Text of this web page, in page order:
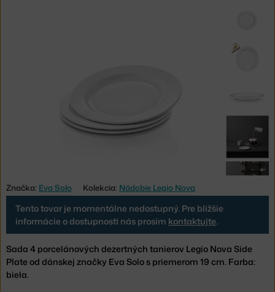
Značka: Eva Solo Kolekcia: Nádobie Legio Nova
Tento tovar je momentálne nedostupný. Pre bližšie
informácie o dostupnosti nás prosím kontaktujte.
Sada 4 porcelánových dezertných tanierov Legio Nova Side
Plate od dánskej značky Eva Solo s priemerom 19 cm. Farba:
biela.